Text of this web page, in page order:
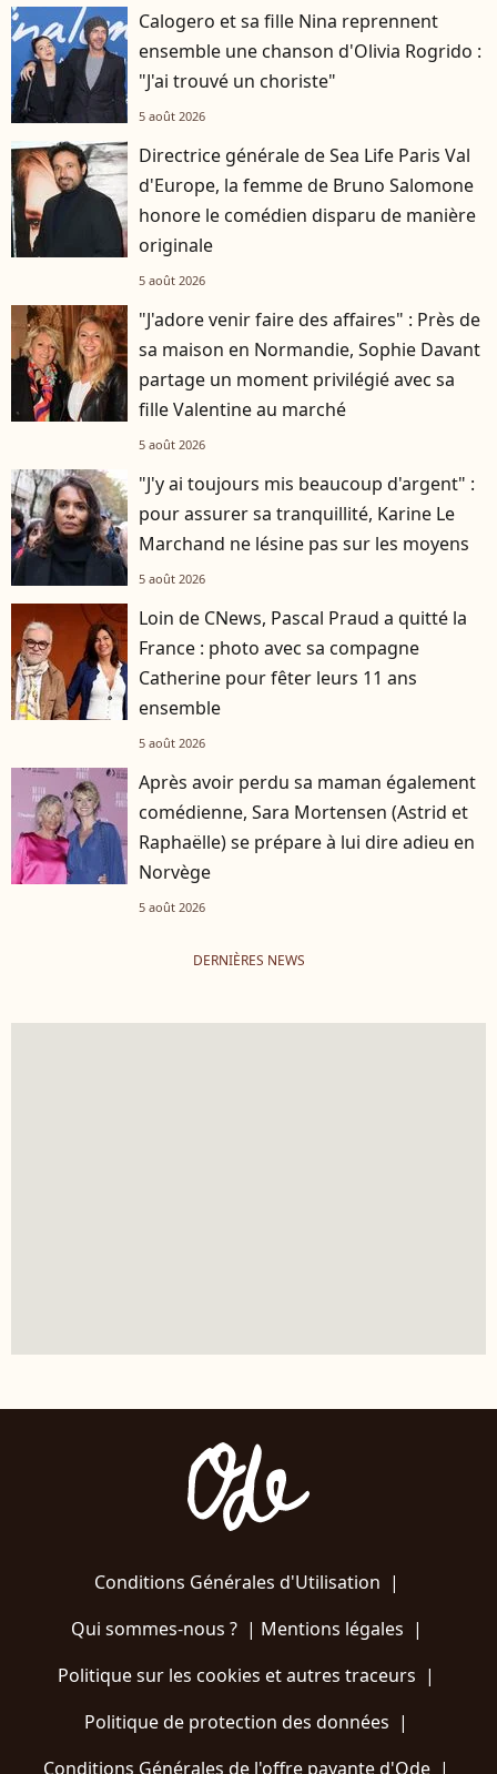
Calogero et sa fille Nina reprennent
ensemble une chanson d'Olivia Rogrido :
"J'ai trouvé un choriste"
5 août 2026
Directrice générale de Sea Life Paris Val
d'Europe, la femme de Bruno Salomone
honore le comédien disparu de manière
originale
5 août 2026
"J'adore venir faire des affaires" : Près de
sa maison en Normandie, Sophie Davant
partage un moment privilégié avec sa
fille Valentine au marché
5 août 2026
"J'y ai toujours mis beaucoup d'argent" :
pour assurer sa tranquillité, Karine Le
Marchand ne lésine pas sur les moyens
5 août 2026
Loin de CNews, Pascal Praud a quitté la
France : photo avec sa compagne
Catherine pour fêter leurs 11 ans
ensemble
5 août 2026
Après avoir perdu sa maman également
comédienne, Sara Mortensen (Astrid et
Raphaëlle) se prépare à lui dire adieu en
Norvège
5 août 2026
DERNIÈRES NEWS
Conditions Générales d'Utilisation |
Qui sommes-nous ?| Mentions légales |
Politique sur les cookies et autres traceurs |
Politique de protection des données |
Conditions Générales de l'offre payante d'Ode |